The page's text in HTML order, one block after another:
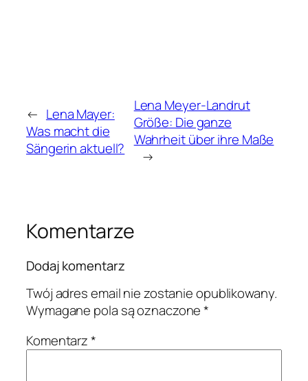
← Lena Mayer:
Was macht die
Sängerin aktuell?
Lena Meyer-Landrut
Größe: Die ganze
Wahrheit über ihre Maße
→
Komentarze
Dodaj komentarz
Twój adres email nie zostanie opublikowany.
Wymagane pola są oznaczone*
Komentarz*